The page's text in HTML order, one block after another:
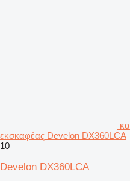
εκσκαφέας Develon DX360LCA
10
Develon DX360LCA